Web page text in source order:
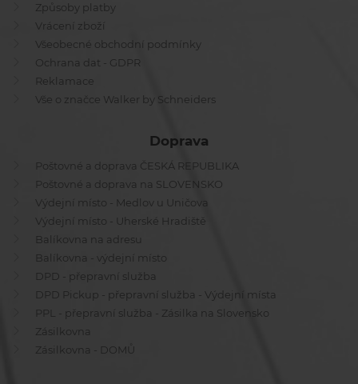
Způsoby platby
Vrácení zboží
Všeobecné obchodní podmínky
Ochrana dat - GDPR
Reklamace
Vše o značce Walker by Schneiders
Doprava
Poštovné a doprava ČESKÁ REPUBLIKA
Poštovné a doprava na SLOVENSKO
Výdejní místo - Medlov u Uničova
Výdejní místo - Uherské Hradiště
Balíkovna na adresu
Balíkovna - výdejní místo
DPD - přepravní služba
DPD Pickup - přepravní služba - Výdejní místa
PPL - přepravní služba - Zásilka na Slovensko
Zásilkovna
Zásilkovna - DOMŮ